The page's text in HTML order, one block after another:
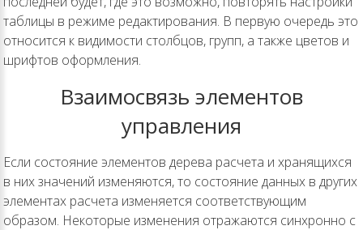
таблицы в режиме редактирования. В первую очередь это
относится к видимости столбцов, групп, а также цветов и
шрифтов оформления.
Взаимосвязь элементов
управления
Если состояние элементов дерева расчета и хранящихся
в них значений изменяются, то состояние данных в других
элементах расчета изменяется соответствующим
образом. Некоторые изменения отражаются синхронно с